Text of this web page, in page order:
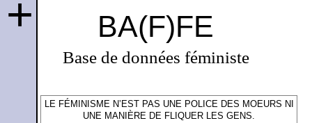
BA(F)FE
Base de données féministe
+
LE FÉMINISME N’EST PAS UNE POLICE DES MOEURS NI
UNE MANIÈRE DE FLIQUER LES GENS.